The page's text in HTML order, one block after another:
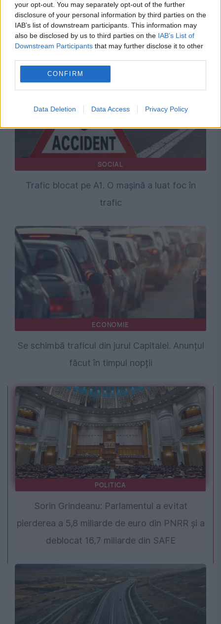
your opt-out. You may separately opt-out of the further
disclosure of your personal information by third parties on the
IAB’s list of downstream participants. This information may
also be disclosed by us to third parties on the IAB’s List of
Downstream Participants that may further disclose it to other
CONFIRM
Data Deletion Data Access Privacy Policy
Recomandările noastre
SOCIAL
Trafic blocat pe A1. O mașină a luat foc în
trafic
ECONOMIE
Se schimbă traficul din jurul Capitalei. Anunțul
făcut în timpul nopții
POLITICA
Sorin Grindeanu: Parlamentul a evitat
pierderea a 5,8 miliarde de euro din PNRR și a
deblocat 16,7 miliarde din SAFE